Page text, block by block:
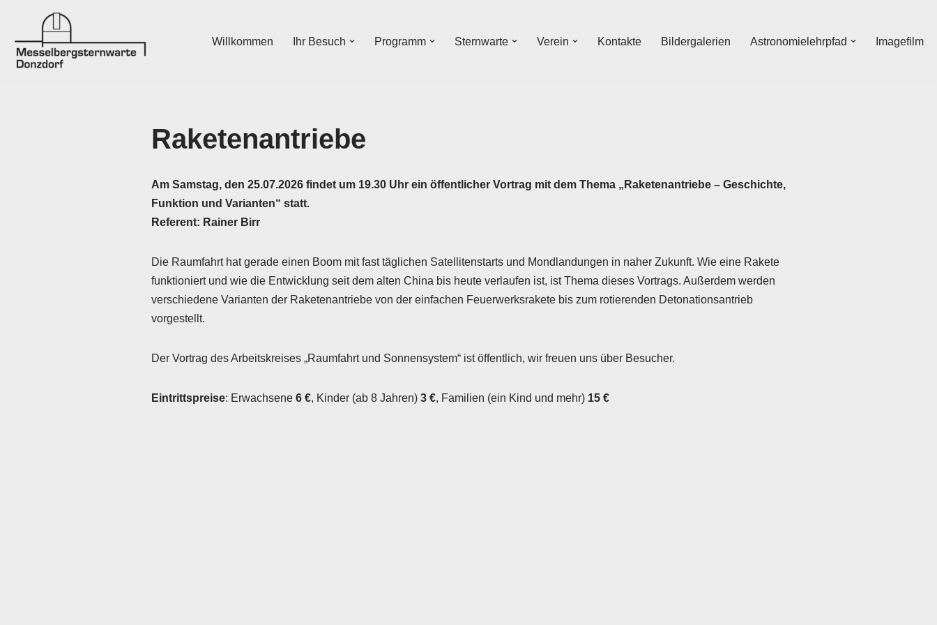
Zum
Inhalt
Willkommen Ihr Besuch Programm Sternwarte Verein Kontakte Bildergalerien Astronomielehrpfad Imagefilm
Raketenantriebe
Am Samstag, den 25.07.2026 findet um 19.30 Uhr ein öffentlicher Vortrag mit dem Thema „Raketenantriebe – Geschichte,
Funktion und Varianten“ statt.
Referent: Rainer Birr
Die Raumfahrt hat gerade einen Boom mit fast täglichen Satellitenstarts und Mondlandungen in naher Zukunft. Wie eine Rakete
funktioniert und wie die Entwicklung seit dem alten China bis heute verlaufen ist, ist Thema dieses Vortrags. Außerdem werden
verschiedene Varianten der Raketenantriebe von der einfachen Feuerwerksrakete bis zum rotierenden Detonationsantrieb
vorgestellt.
Der Vortrag des Arbeitskreises „Raumfahrt und Sonnensystem“ ist öffentlich, wir freuen uns über Besucher.
Eintrittspreise: Erwachsene 6 €, Kinder (ab 8 Jahren)3 €, Familien (ein Kind und mehr)15 €